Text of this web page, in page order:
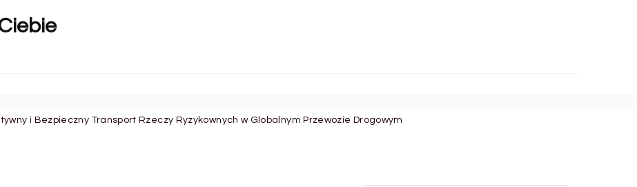
i Bezpieczny Transport Rzeczy Ryzykownych w Globalnym Przewozie Drogowym